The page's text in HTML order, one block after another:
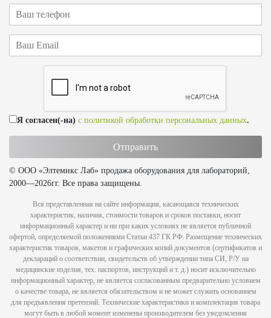
Я согласен(-на) с политикой обработки персональных данных.
© ООО «Элтемикс Лаб» продажа оборудования для лабораторий,
2000—2026гг. Все права защищены.
Вся представленная на сайте информация, касающаяся технических
характеристик, наличия, стоимости товаров и сроков поставки, носит
информационный характер и ни при каких условиях не является публичной
офертой, определяемой положениями Статьи 437 ГК РФ. Размещение технических
характеристик товаров, макетов и графических копий документов (сертификатов и
деклараций о соответствии, свидетельств об утверждении типа СИ, Р/У на
медицинские изделия, тех. паспортов, инструкций и т. д.) носит исключительно
информационный характер, не является согласованным предварительно условием
о качестве товара, не является обязательством и не может служить основанием
для предъявления претензий. Технические характеристики и комплектация товара
могут быть в любой момент изменены производителем без уведомления